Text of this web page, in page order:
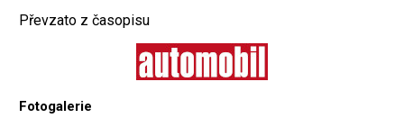
Převzato z časopisu
Fotogalerie